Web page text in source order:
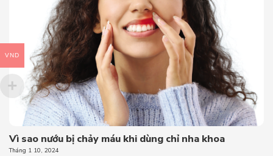
Vì sao nướu bị chảy máu khi dùng chỉ nha khoa
Tháng 1 10, 2024
VND